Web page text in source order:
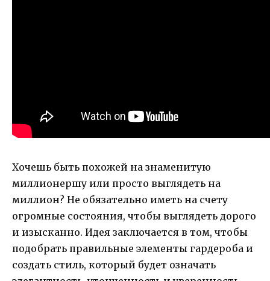
Хочешь быть похожей на знаменитую
миллионершу или просто выглядеть на
миллион? Не обязательно иметь на счету
огромные состояния, чтобы выглядеть дорого
и изысканно. Идея заключается в том, чтобы
подобрать правильные элементы гардероба и
создать стиль, который будет означать